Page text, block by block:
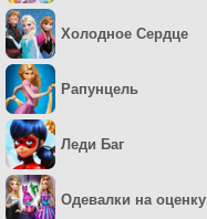
Холодное Сердце
Рапунцель
Леди Баг
Одевалки на оценку